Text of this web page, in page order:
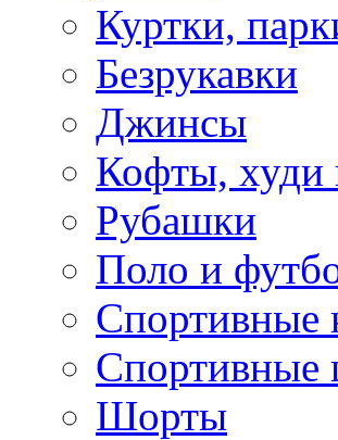
Куртки,
Безрукавки
Джинсы
Кофты, худи
Рубашки
Поло и
Спортивные
Спортивные
Шорты